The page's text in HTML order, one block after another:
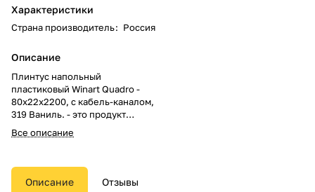
Характеристики
Страна производитель: Россия
Описание
Плинтус напольный
пластиковый Winart Quadro -
80х22х2200, с кабель-каналом,
319 Ваниль. - это продукт
высокого европейского
качества, состоит из двух
кабель канал, эстетичный
внешний вид. Высота 80 мм.
Все описание
Описание Отзывы